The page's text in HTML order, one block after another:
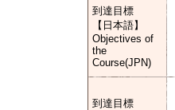
到達目標
【日本語】
Objectives of
the
Course(JPN)
到達目標